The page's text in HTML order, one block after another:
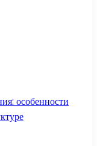
особенности